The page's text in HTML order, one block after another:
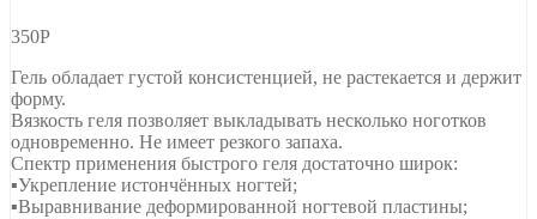
350Р
Гель обладает густой консистенцией, не растекается и держит
форму.
Вязкость геля позволяет выкладывать несколько ноготков
одновременно. Не имеет резкого запаха.
Спектр применения быстрого геля достаточно широк:
▪Укрепление истончённых ногтей;
▪Выравнивание деформированной ногтевой пластины;